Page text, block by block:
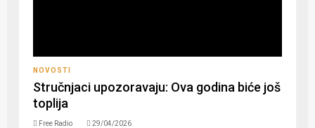
NOVOSTI
Stručnjaci upozoravaju: Ova godina biće još
toplija
Free Radio 29/04/2026